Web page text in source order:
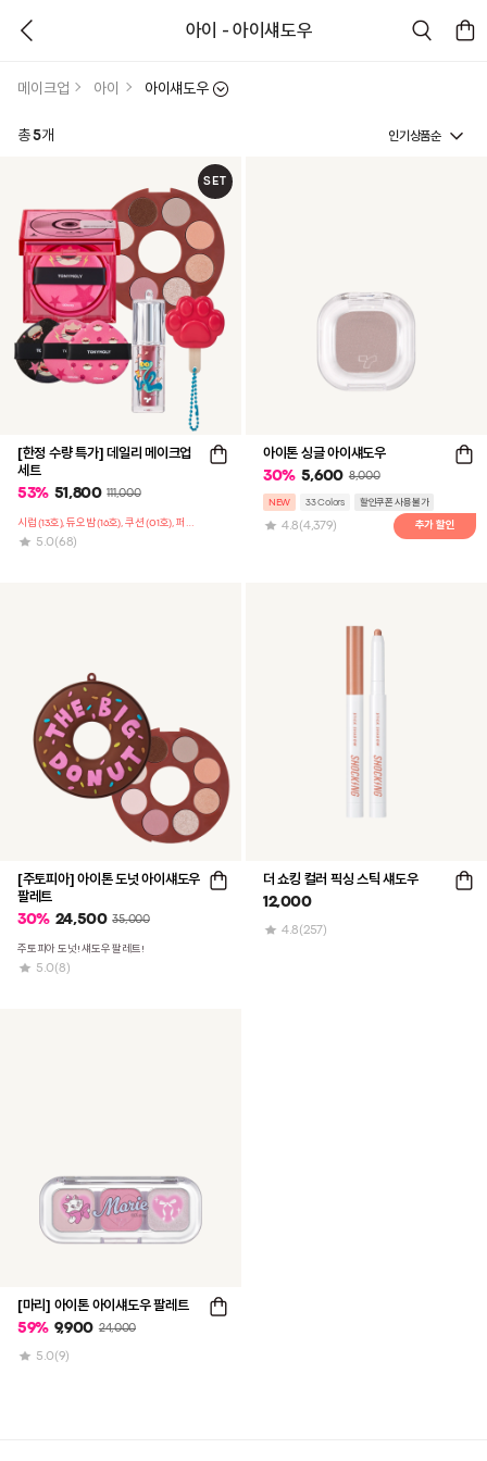
아이 - 아이섀도우
메이크업 아이 아이섀도우
총5개 인기상품순
SET
[한정 수량 특가] 데일리 메이크업
세트
53% 51,800 111,000
시럽 (13호), 듀오밤 (16호), 쿠션 (01호), 퍼프 3매, 도넛 팔레트 구성
5.0 (68)
아이톤 싱글 아이섀도우
30% 5,600 8,000
NEW 33 Colors 할인쿠폰 사용불가
4.8 (4,379)
[주토피아] 아이톤 도넛 아이섀도우
팔레트
30% 24,500 35,000
주토피아 도넛! 섀도우 팔레트!
5.0 (8)
더 쇼킹 컬러 픽싱 스틱 섀도우
12,000
4.8 (257)
[마리] 아이톤 아이섀도우 팔레트
59% 9,900 24,000
5.0 (9)